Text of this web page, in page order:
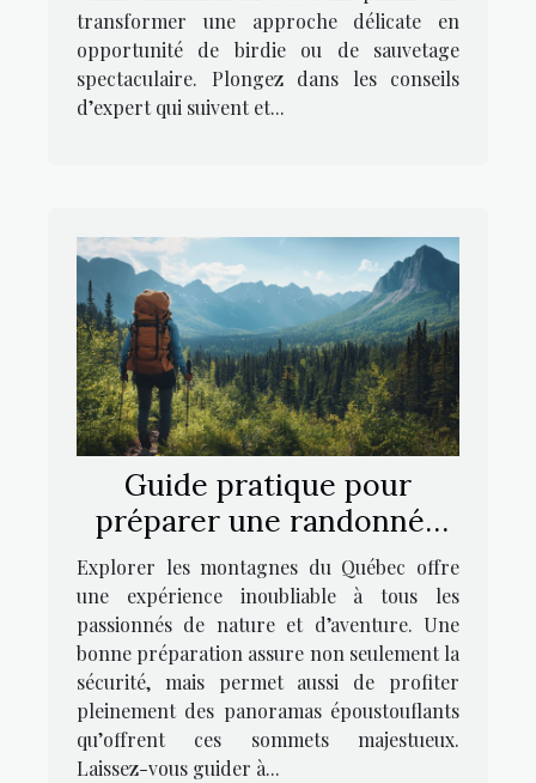
transformer une approche délicate en
opportunité de birdie ou de sauvetage
spectaculaire. Plongez dans les conseils
d’expert qui suivent et...
Guide pratique pour
préparer une randonnée
réussie dans les
montagnes du Québec
Explorer les montagnes du Québec offre
une expérience inoubliable à tous les
passionnés de nature et d’aventure. Une
bonne préparation assure non seulement la
sécurité, mais permet aussi de profiter
pleinement des panoramas époustouflants
qu’offrent ces sommets majestueux.
Laissez-vous guider à...